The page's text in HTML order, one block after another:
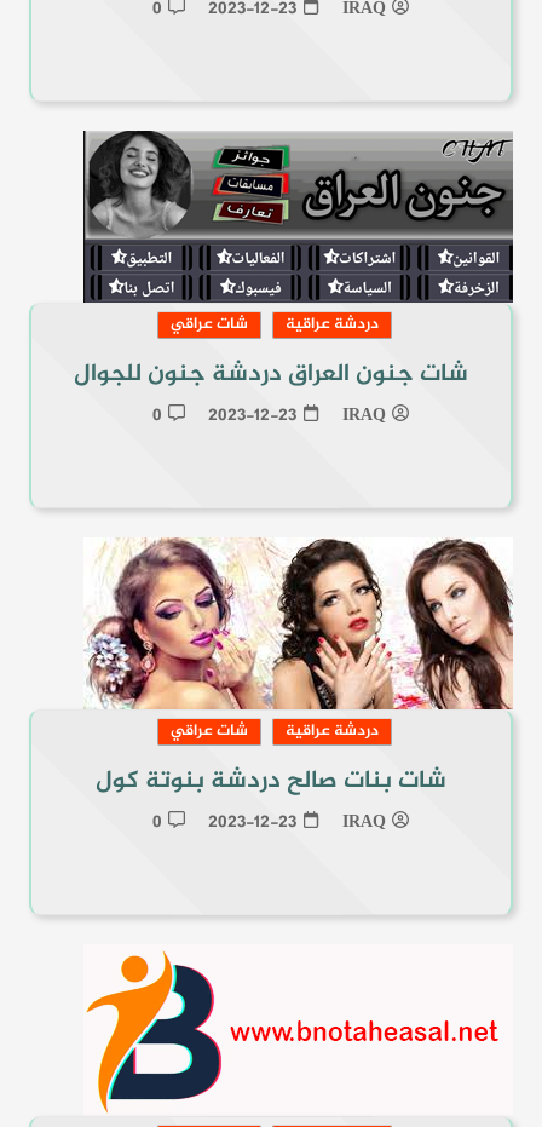
IRAQ
2023-12-23
0
دردشة عراقية شات عراقي
شات جنون العراق دردشة جنون للجوال
IRAQ
2023-12-23
0
دردشة عراقية شات عراقي
شات بنات صالح دردشة بنوتة كول
IRAQ
2023-12-23
0